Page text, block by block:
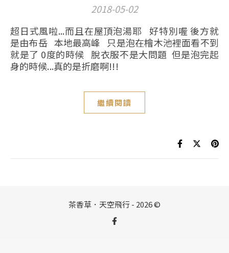
2018-05-02
超日式風啦...而且在屋頂泡湯耶 好特別喔 後方就
是由布岳 本地最高峰 只是泡在檜木池裡面看不到
就是了 0度的時候 脫衣服不是大問題 但是泡完起
身的時候...真的是折磨啊!!!
繼續閱讀
茶香草．天空飛行 - 2026 ©